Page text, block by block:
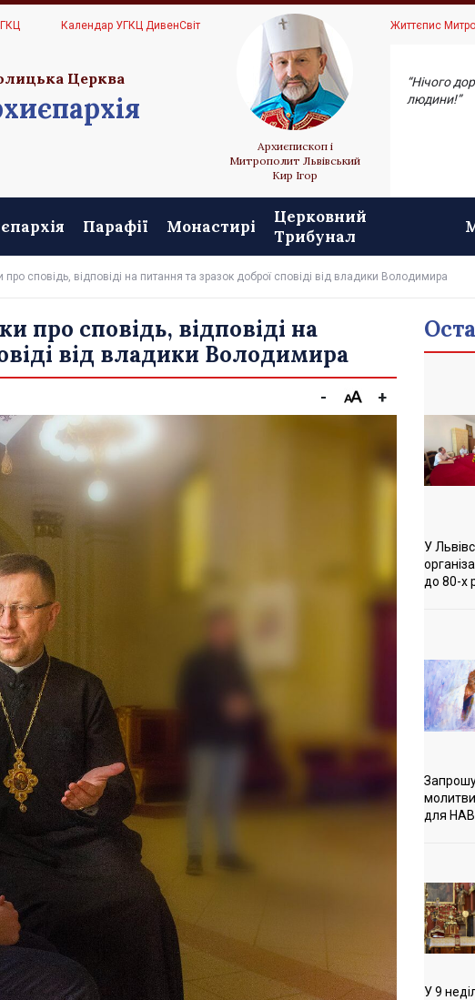
Календар УГКЦ ДивенСвіт
Церква
Архиєпископ і
Митрополит Львівський
Кир Ігор
Життєпис
“Нічого
людини!”
Парафії Монастирі
Церковний
Трибунал
сповідь, відповіді на питання та зразок доброї сповіді від владики Володимира
про сповідь, відповіді на
від владики Володимира
- +
У
до 80-х
для
У 9